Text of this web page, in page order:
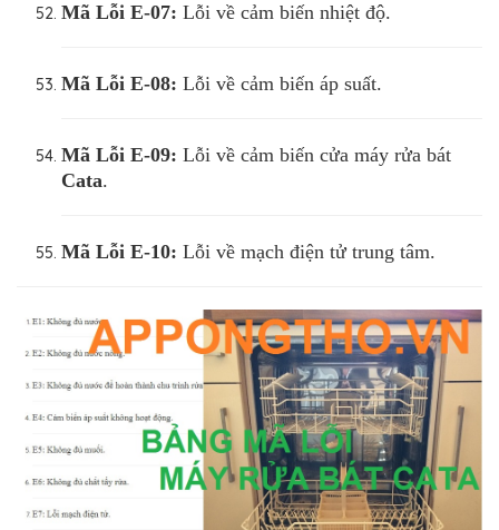
Mã Lỗi E-07: Lỗi về cảm biến nhiệt độ.
Mã Lỗi E-08: Lỗi về cảm biến áp suất.
Mã Lỗi E-09: Lỗi về cảm biến cửa máy rửa bát
Cata.
Mã Lỗi E-10: Lỗi về mạch điện tử trung tâm.